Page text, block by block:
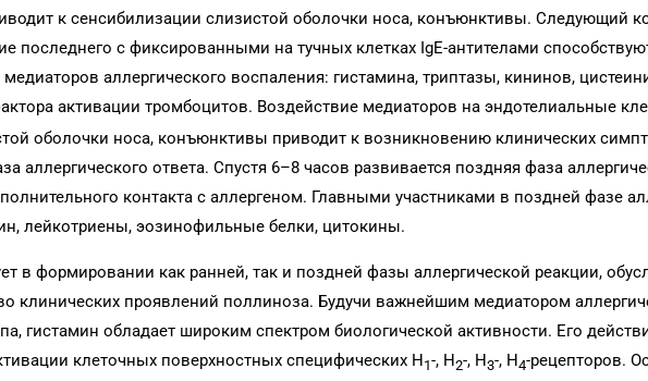
к сенсибилизации слизистой оболочки носа, конъюнктивы. Следующий
последнего с фиксированными на тучных клетках IgE-антителами
аллергического воспаления: гистамина, триптазы, кининов,
активации тромбоцитов. Воздействие медиаторов на эндотелиальные
оболочки носа, конъюнктивы приводит к возникновению клинических
аллергического ответа. Спустя 6–8 часов развивается поздняя фаза
контакта с аллергеном. Главными участниками в поздней фазе
лейкотриены, эозинофильные белки, цитокины.
в формировании как ранней, так и поздней фазы аллергической реакции,
клинических проявлений поллиноза. Будучи важнейшим медиатором
гистамин обладает широким спектром биологической активности. Его
клеточных поверхностных специфических Н1-, Н2-, Н3-, Н4-рецепторов.